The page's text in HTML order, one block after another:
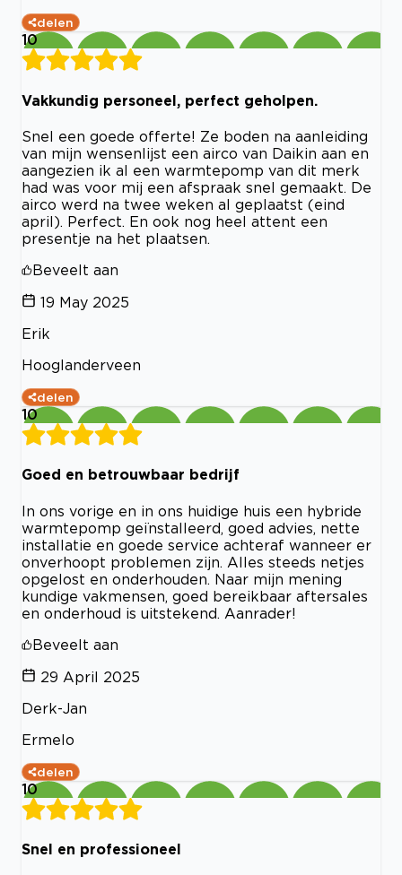
delen
10
Vakkundig personeel, perfect geholpen.
Snel een goede offerte! Ze boden na aanleiding
van mijn wensenlijst een airco van Daikin aan en
aangezien ik al een warmtepomp van dit merk
had was voor mij een afspraak snel gemaakt. De
airco werd na twee weken al geplaatst (eind
april). Perfect. En ook nog heel attent een
presentje na het plaatsen.
Beveelt aan
19 May 2025
Erik
Hooglanderveen
delen
10
Goed en betrouwbaar bedrijf
In ons vorige en in ons huidige huis een hybride
warmtepomp geïnstalleerd, goed advies, nette
installatie en goede service achteraf wanneer er
onverhoopt problemen zijn. Alles steeds netjes
opgelost en onderhouden. Naar mijn mening
kundige vakmensen, goed bereikbaar aftersales
en onderhoud is uitstekend. Aanrader!
Beveelt aan
29 April 2025
Derk-Jan
Ermelo
delen
10
Snel en professioneel